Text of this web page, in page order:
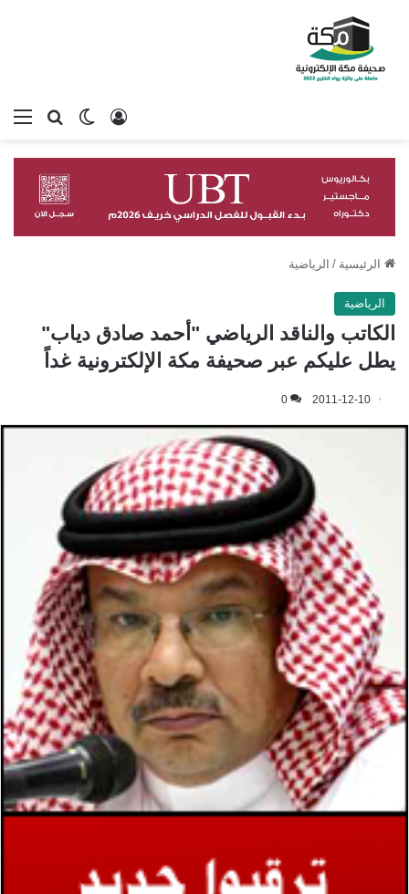
بحثالوضع
تسجيل الدخول
الرئيسية / الرياضية
الرياضية
الكاتب والناقد الرياضي "أحمد صادق دياب"
يطل عليكم عبر صحيفة مكة الإلكترونية غداً
2011-12-10
0